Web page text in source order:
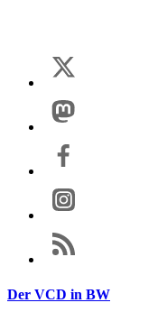
Der VCD in BW